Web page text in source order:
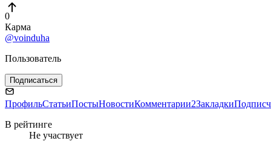
0
Карма
@voinduha
Пользователь
Подписаться
ПрофильСтатьиПостыНовостиКомментарии2Закладки
В рейтинге
Не участвует